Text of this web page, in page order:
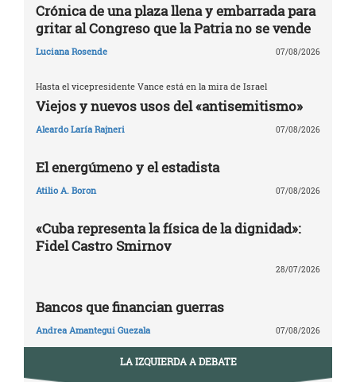
Crónica de una plaza llena y embarrada para
gritar al Congreso que la Patria no se vende
Luciana Rosende 07/08/2026
Hasta el vicepresidente Vance está en la mira de Israel
Viejos y nuevos usos del «antisemitismo»
Aleardo Laría Rajneri 07/08/2026
El energúmeno y el estadista
Atilio A. Boron 07/08/2026
«Cuba representa la física de la dignidad»:
Fidel Castro Smirnov
28/07/2026
Bancos que financian guerras
Andrea Amantegui Guezala 07/08/2026
LA IZQUIERDA A DEBATE